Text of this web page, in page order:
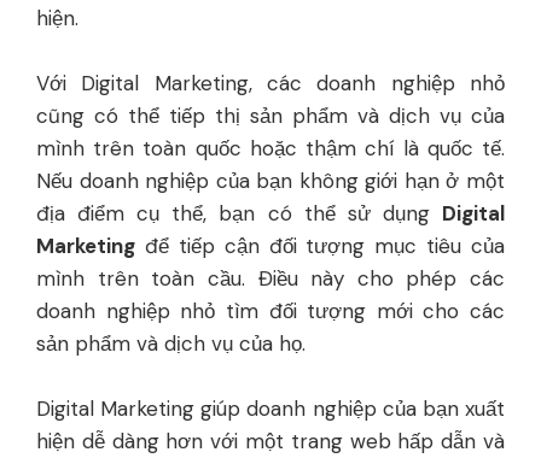
hiện.
Với Digital Marketing, các doanh nghiệp nhỏ
cũng có thể tiếp thị sản phẩm và dịch vụ của
mình trên toàn quốc hoặc thậm chí là quốc tế.
Nếu doanh nghiệp của bạn không giới hạn ở một
địa điểm cụ thể, bạn có thể sử dụng Digital
Marketing để tiếp cận đối tượng mục tiêu của
mình trên toàn cầu. Điều này cho phép các
doanh nghiệp nhỏ tìm đối tượng mới cho các
sản phẩm và dịch vụ của họ.
Digital Marketing giúp doanh nghiệp của bạn xuất
hiện dễ dàng hơn với một trang web hấp dẫn và